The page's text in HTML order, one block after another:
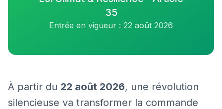
35
Entrée en vigueur : 22 août 2026
À partir du 22 août 2026, une révolution
silencieuse va transformer la commande